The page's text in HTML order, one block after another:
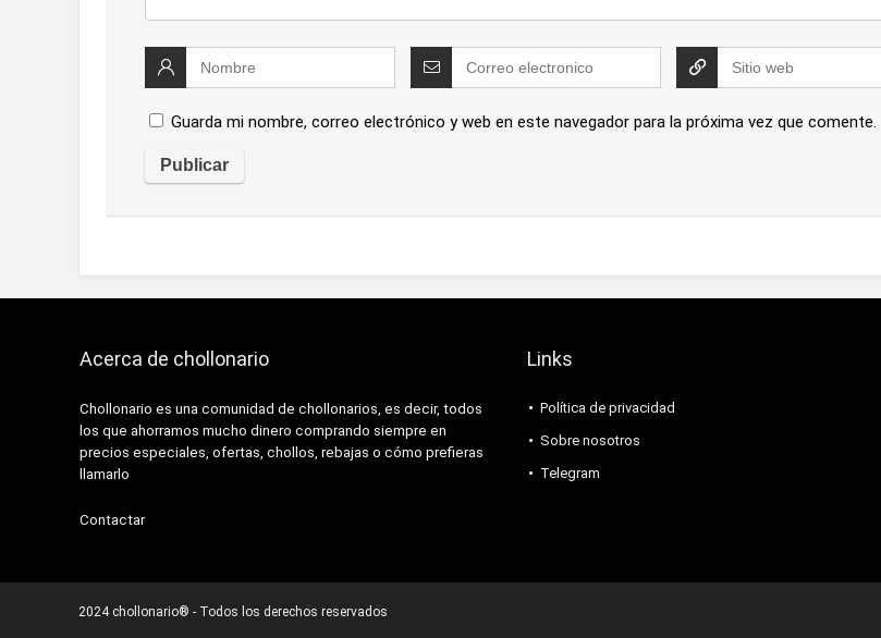
Guarda mi nombre, correo electrónico y web en este navegador para la próxima vez que comente.
Acerca de chollonario
Chollonario es una comunidad de chollonarios, es decir, todos
los que ahorramos mucho dinero comprando siempre en
precios especiales, ofertas, chollos, rebajas o cómo prefieras
llamarlo
Contactar
Links
Política de privacidad
Sobre nosotros
Telegram
2024 chollonario® - Todos los derechos reservados